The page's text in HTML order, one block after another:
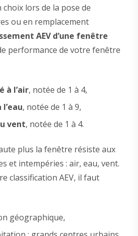
lors de la pose de
ou en remplacement
AEV d’une fenêtre
performance de votre fenêtre
à l’air, notée de 1 à 4,
, notée de 1 à 9,
vent, notée de 1 à 4.
plus la fenêtre résiste aux
et intempéries : air, eau, vent.
classification AEV, il faut
géographique,